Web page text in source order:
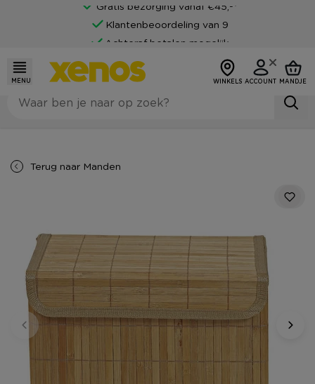
Gratis bezorging vanaf €45,-*
Klantenbeoordeling van 9
Achteraf betalen mogelijk
MENU WINKELS ACCOUNT MANDJE
Terug naar Manden